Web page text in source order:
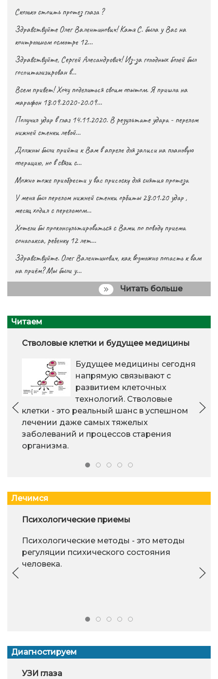
Сколько стоить протез глаза ?
Здравствуйте Олег Валентинович! Катя С. была у Вас на
контрольном осмотре 12…
Здравствуйте, Сергей Алесандрович! Из-за голодных болей был
госпитализирован в…
Всем привет! Хочу поделиться своим опытом. Я пришла на
марафон 18.09.2020-20.09…
Получил удар в глаз 14.11.2020. В результате удара - перелом
нижней стенки левой…
Должны были прийти к Вам в апреле для записи на плановую
операцию, но в связи с…
Можно тоже приобрести у вас присоску для снятия протеза
У меня был перелом нижней стенки орбиты 28.01.20 удар ,
месяц ходил с переломом…
Хотели бы проконсультироваться с Вами по поводу приема
сонапакса, ребенку 12 лет…
Здравствуйте. Олег Валентинович, как возможно попасть к вам
на приём? Мы были у…
Читать больше
Читаем
Стволовые клетки и будущее медицины
Будущее медицины сегодня
напрямую связывают с
развитием клеточных
технологий. Стволовые
клетки - это реальный шанс в успешном
лечении даже самых тяжелых
заболеваний и процессов старения
организма.
Лечимся
Психологические приемы
Психологические методы - это методы
регуляции психического состояния
человека.
Диагностируем
УЗИ глаза